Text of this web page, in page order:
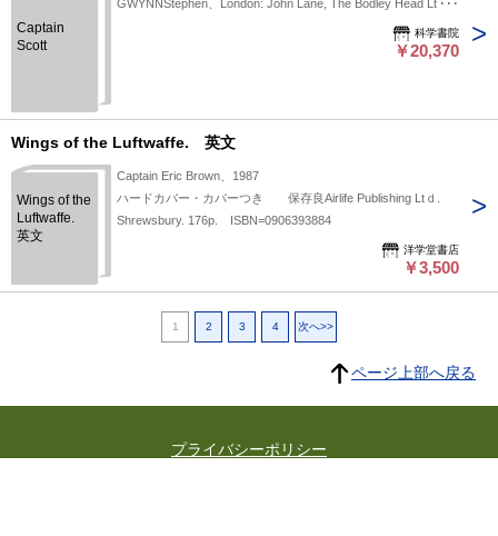
Captain
Scott
GWYNNStephen、London: John Lane, The Bodley Head Lt･･･
科学書院
￥20,370
Wings of the Luftwaffe. 英文
Wings of the
Luftwaffe.
英文
Captain Eric Brown、1987
ハードカバー・カバーつき 保存良Airlife Publishing Ltｄ.
Shrewsbury. 176p. ISBN=0906393884
洋学堂書店
￥3,500
1 2 3 4 次へ>>
ページ上部へ戻る
プライバシーポリシー